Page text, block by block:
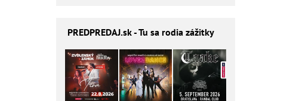
PREDPREDAJ.sk - Tu sa rodia zážitky